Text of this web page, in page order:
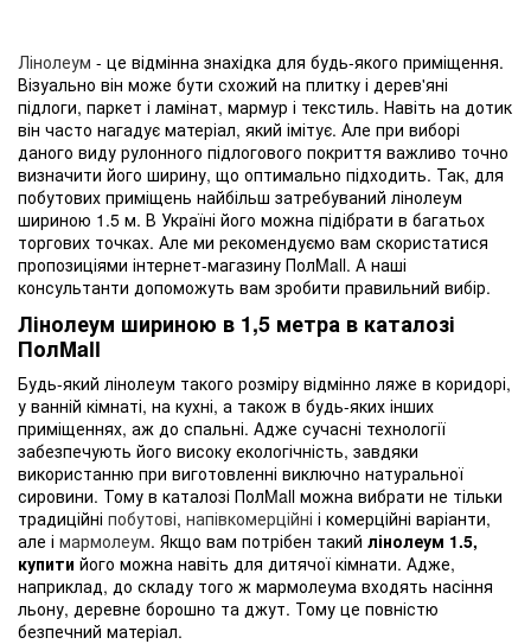
Лінолеум - це відмінна знахідка для будь-якого приміщення.
Візуально він може бути схожий на плитку і дерев'яні
підлоги, паркет і ламінат, мармур і текстиль. Навіть на дотик
він часто нагадує матеріал, який імітує. Але при виборі
даного виду рулонного підлогового покриття важливо точно
визначити його ширину, що оптимально підходить. Так, для
побутових приміщень найбільш затребуваний лінолеум
шириною 1.5 м. В Україні його можна підібрати в багатьох
торгових точках. Але ми рекомендуємо вам скористатися
пропозиціями інтернет-магазину ПолMall. А наші
консультанти допоможуть вам зробити правильний вибір.
Лінолеум шириною в 1,5 метра в каталозі
ПолMall
Будь-який лінолеум такого розміру відмінно ляже в коридорі,
у ванній кімнаті, на кухні, а також в будь-яких інших
приміщеннях, аж до спальні. Адже сучасні технології
забезпечують його високу екологічність, завдяки
використанню при виготовленні виключно натуральної
сировини. Тому в каталозі ПолMall можна вибрати не тільки
традиційні побутові, напівкомерційні і комерційні варіанти,
але і мармолеум. Якщо вам потрібен такий лінолеум 1.5,
купити його можна навіть для дитячої кімнати. Адже,
наприклад, до складу того ж мармолеума входять насіння
льону, деревне борошно та джут. Тому це повністю
безпечний матеріал.